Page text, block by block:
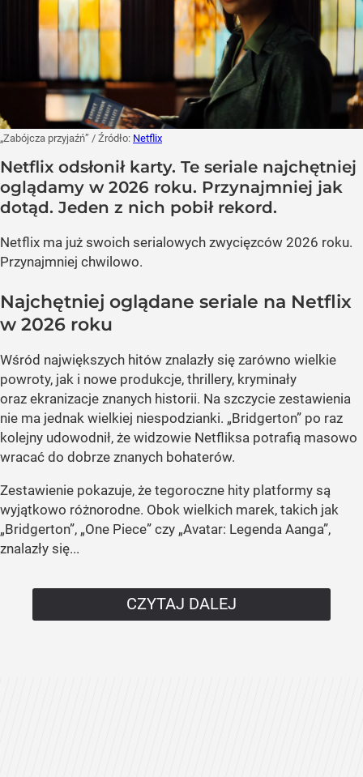
„Zabójcza przyjaźń” / Źródło: Netflix
Netflix odsłonił karty. Te seriale najchętniej
oglądamy w 2026 roku. Przynajmniej jak
dotąd. Jeden z nich pobił rekord.
Netflix ma już swoich serialowych zwycięzców 2026 roku.
Przynajmniej chwilowo.
Najchętniej oglądane seriale na Netflix
w 2026 roku
Wśród największych hitów znalazły się zarówno wielkie
powroty, jak i nowe produkcje, thrillery, kryminały
oraz ekranizacje znanych historii. Na szczycie zestawienia
nie ma jednak wielkiej niespodzianki. „Bridgerton” po raz
kolejny udowodnił, że widzowie Netfliksa potrafią masowo
wracać do dobrze znanych bohaterów.
Zestawienie pokazuje, że tegoroczne hity platformy są
wyjątkowo różnorodne. Obok wielkich marek, takich jak
„Bridgerton”, „One Piece” czy „Avatar: Legenda Aanga”,
znalazły się...
CZYTAJ DALEJ